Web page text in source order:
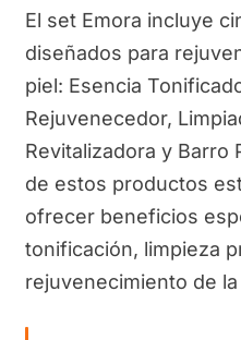
El set Emora incluye
diseñados para
piel: Esencia
Rejuvenecedor,
Revitalizadora y Barro
de estos productos
ofrecer beneficios
tonificación, limpieza
rejuvenecimiento de la